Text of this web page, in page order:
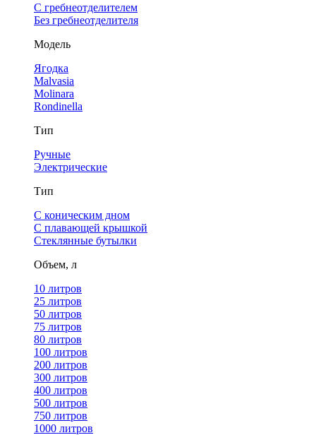
С гребнеотделителем
Без гребнеотделителя
Модель
Ягодка
Malvasia
Molinara
Rondinella
Тип
Ручные
Электрические
Тип
С коническим дном
С плавающей крышкой
Стеклянные бутылки
Объем, л
10 литров
25 литров
50 литров
75 литров
80 литров
100 литров
200 литров
300 литров
400 литров
500 литров
750 литров
1000 литров